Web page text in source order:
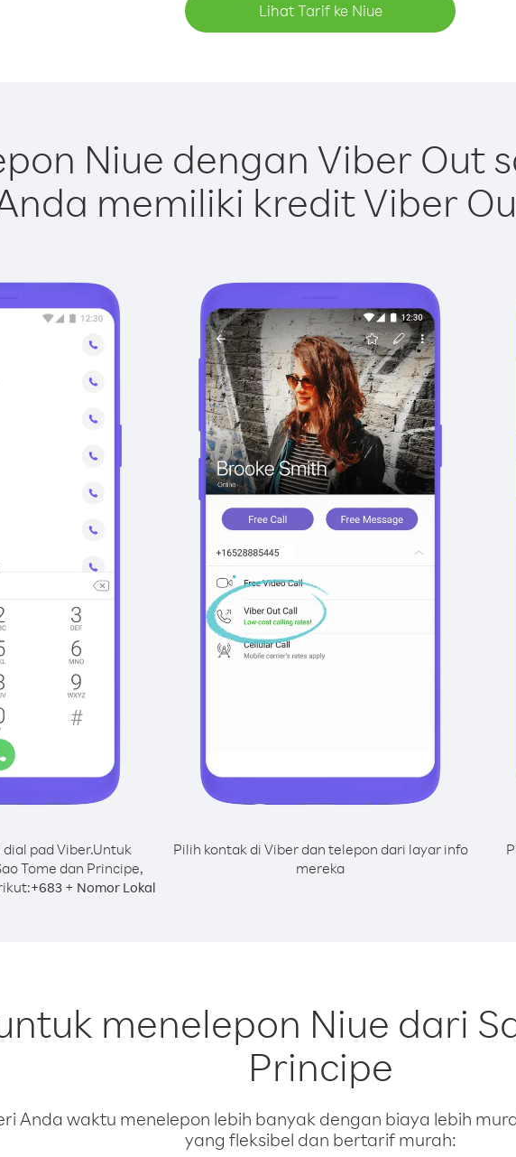
Lihat Tarif ke Niue
Niue dengan Viber Out
memiliki kredit Viber
pad Viber.Untuk
Tome dan Principe,
+683+ Nomor Lokal
Pilih kontak di Viber dan telepon dari layar info
mereka
menelepon Niue dari
Principe
Anda waktu menelepon lebih banyak dengan biaya lebih
yang fleksibel dan bertarif murah: